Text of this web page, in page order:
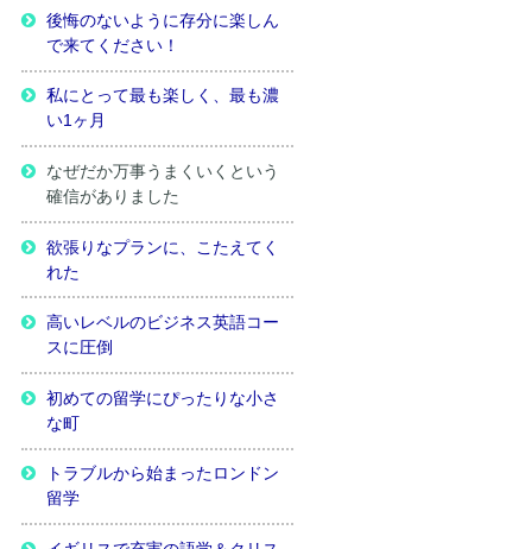
後悔のないように存分に楽しん
で来てください！
私にとって最も楽しく、最も濃
い1ヶ月
なぜだか万事うまくいくという
確信がありました
欲張りなプランに、こたえてく
れた
高いレベルのビジネス英語コー
スに圧倒
初めての留学にぴったりな小さ
な町
トラブルから始まったロンドン
留学